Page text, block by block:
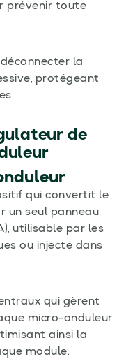
prévenir toute
la
protégeant
de
qui convertit le
un seul panneau
utilisable par les
ou injecté dans
qui gèrent
micro-onduleur
ainsi la
module.